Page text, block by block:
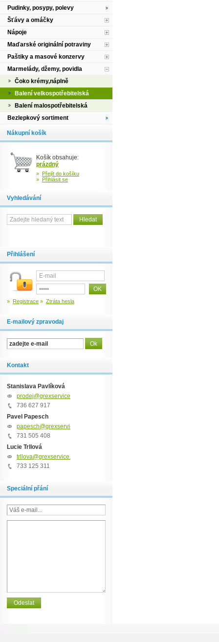
Pudinky, posypy, polevy
Šťávy a omáčky
Nápoje
Maďarské originální potraviny
Paštiky a masové konzervy
Marmelády, džemy, povidla
Čoko krémy,náplně
Balení velkospotřebitelská
Balení malospotřebitelská
Bezlepkový sortiment
Nákupní košík
Košík obsahuje:
prázdný
» Přejít do košíku
» Přihlásit se
Vyhledávání
Přihlášení
» Registrace » Ztráta hesla
E-mailový zpravodaj
Kontakt
Stanislava Pavlíková
prodej@grexservice.cz
736 627 917
Pavel Papesch
papesch@grexservice.cz
731 505 408
Lucie Trllová
trllova@grexservice.cz
733 125 311
Speciální přání